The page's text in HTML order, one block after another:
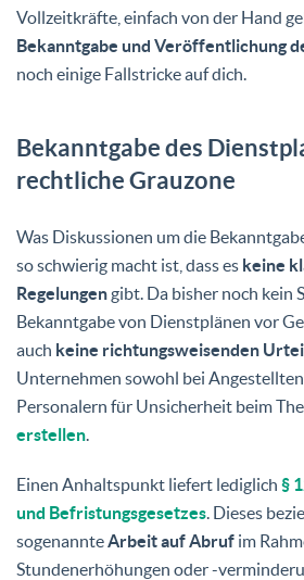
Vollzeitkräfte, einfach von der Hand
Bekanntgabe und Veröffentlichung
noch einige Fallstricke auf dich.
Bekanntgabe des
rechtliche Grauzone
Was Diskussionen um die
so schwierig macht ist, dass es keine
Regelungengibt. Da bisher noch kein
Bekanntgabe von Dienstplänen vor
auch keine richtungsweisenden
Unternehmen sowohl bei Angestellten
Personalern für Unsicherheit beim
erstellen.
Einen Anhaltspunkt liefert lediglich §
und Befristungsgesetzes. Dieses
sogenannteArbeit auf Abruf im
Stundenerhöhungen oder -